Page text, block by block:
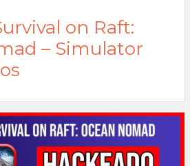
on Raft:
– Simulator